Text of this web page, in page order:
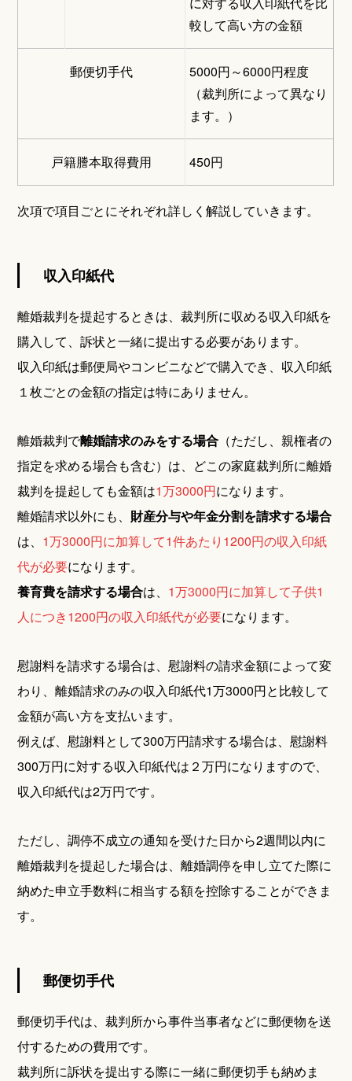
較して高い方の金額
郵便切手代
5000円～6000円程度
（裁判所によって異なり
ます。）
戸籍謄本取得費用 450円
次項で項目ごとにそれぞれ詳しく解説していきます。
収入印紙代
離婚裁判を提起するときは、裁判所に収める収入印紙を
購入して、訴状と一緒に提出する必要があります。
収入印紙は郵便局やコンビニなどで購入でき、収入印紙
１枚ごとの金額の指定は特にありません。
離婚裁判で離婚請求のみをする場合 （ただし、親権者の
指定を求める場合も含む）は、どこの家庭裁判所に離婚
裁判を提起しても金額は1万3000円になります。
離婚請求以外にも、 財産分与や年金分割を請求する場合
は、 1万3000円に加算して1件あたり1200円の収入印紙
代が必要になります。
養育費を請求する場合は、 1万3000円に加算して子供1
人につき1200円の収入印紙代が必要になります。
慰謝料を請求する場合は、慰謝料の請求金額によって変
わり、離婚請求のみの収入印紙代1万3000円と比較して
金額が高い方を支払います。
例えば、慰謝料として300万円請求する場合は、慰謝料
300万円に対する収入印紙代は２万円になりますので、
収入印紙代は2万円です。
ただし、調停不成立の通知を受けた日から2週間以内に
離婚裁判を提起した場合は、離婚調停を申し立てた際に
納めた申立手数料に相当する額を控除することができま
す。
郵便切手代
郵便切手代は、裁判所から事件当事者などに郵便物を送
付するための費用です。
裁判所に訴状を提出する際に一緒に郵便切手も納めま